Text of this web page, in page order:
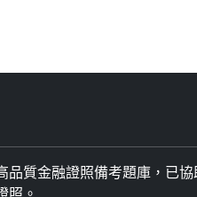
品質金融證照備考題庫，已